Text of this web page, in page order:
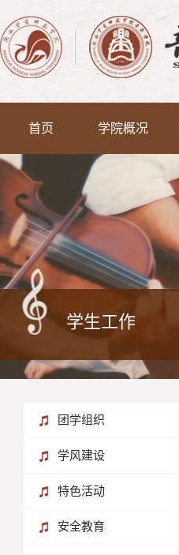
首页 学院概况
学生工作
团学组织
学风建设
特色活动
安全教育